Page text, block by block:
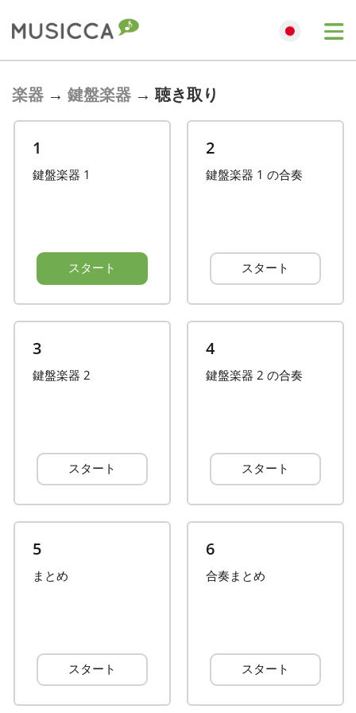
Dansk
English
हिन्दी
楽器 → 鍵盤楽器 → 聴き取り
1
鍵盤楽器 1
スタート
2
鍵盤楽器 1 の合奏
スタート
3
鍵盤楽器 2
スタート
4
鍵盤楽器 2 の合奏
スタート
5
まとめ
スタート
6
合奏まとめ
スタート